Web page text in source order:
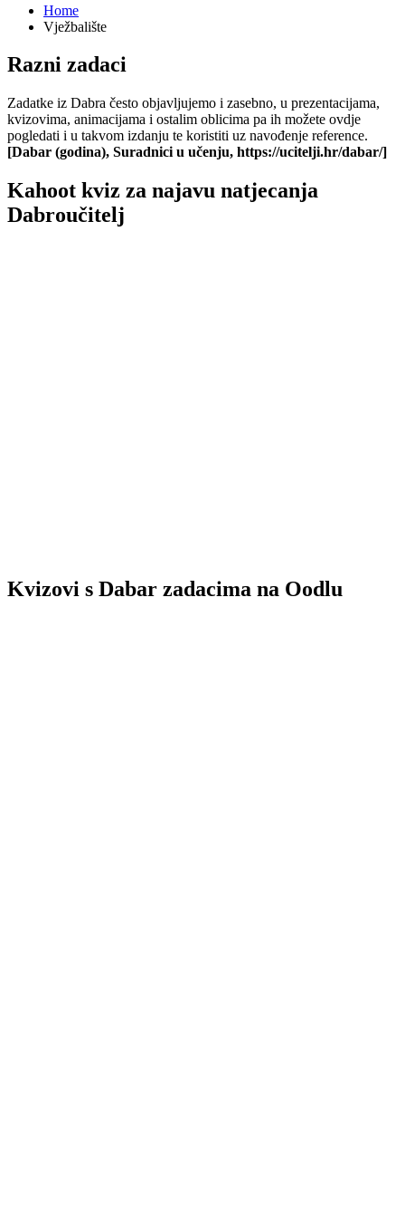
Home
Vježbalište
Razni zadaci
Zadatke iz Dabra često objavljujemo i zasebno, u prezentacijama,
kvizovima, animacijama i ostalim oblicima pa ih možete ovdje
pogledati i u takvom izdanju te koristiti uz navođenje reference.
[Dabar (godina), Suradnici u učenju, https://ucitelji.hr/dabar/]
Kahoot kviz za najavu natjecanja
Dabroučitelj
Kvizovi s Dabar zadacima na Oodlu